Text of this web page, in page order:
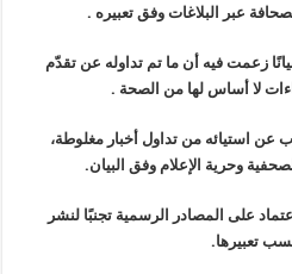
عبر البلاغات وفق تعبيره .
زعمت فيه أن ما تم تداوله عن تقدّم
لا أساس لها من الصحة .
عن استيائه من تداول أخبار مغلوطة،
وحرية الإعلام وفق البيان.
على المصادر الرسمية تجنبًا لنشر
تعبيرها.